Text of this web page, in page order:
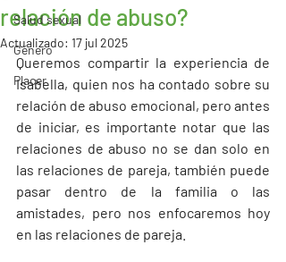
Salud sexual
Género
Placer
relación de abuso?
Actualizado: 17 jul 2025
Queremos compartir la experiencia de
Isabella, quien nos ha contado sobre su
relación de abuso emocional, pero antes
de iniciar, es importante notar que las
relaciones de abuso no se dan solo en
las relaciones de pareja, también puede
pasar dentro de la familia o las
amistades, pero nos enfocaremos hoy
en las relaciones de pareja.